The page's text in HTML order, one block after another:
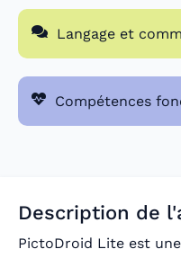
Langage et
Compétences
Description de
PictoDroid Lite est